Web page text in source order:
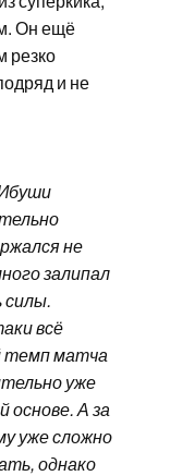
Он ещё
резко
и не
не
залипал
силы.
всё
темп матча
уже
основе. А за
уже сложно
однако